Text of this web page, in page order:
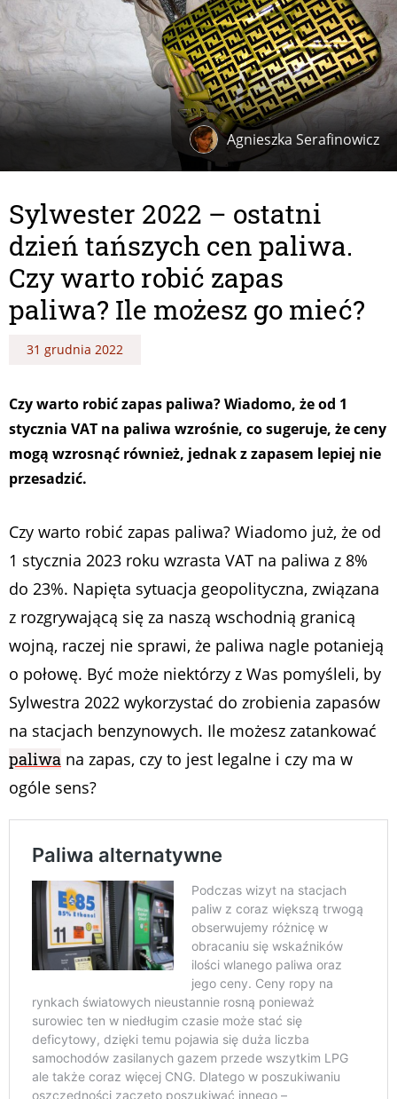
Agnieszka Serafinowicz
Sylwester 2022 – ostatni
dzień tańszych cen paliwa.
Czy warto robić zapas
paliwa? Ile możesz go mieć?
31 grudnia 2022
Czy warto robić zapas paliwa? Wiadomo, że od 1
stycznia VAT na paliwa wzrośnie, co sugeruje, że ceny
mogą wzrosnąć również, jednak z zapasem lepiej nie
przesadzić.
Czy warto robić zapas paliwa? Wiadomo już, że od
1 stycznia 2023 roku wzrasta VAT na paliwa z 8%
do 23%. Napięta sytuacja geopolityczna, związana
z rozgrywającą się za naszą wschodnią granicą
wojną, raczej nie sprawi, że paliwa nagle potanieją
o połowę. Być może niektórzy z Was pomyśleli, by
Sylwestra 2022 wykorzystać do zrobienia zapasów
na stacjach benzynowych. Ile możesz zatankować
paliwa na zapas, czy to jest legalne i czy ma w
ogóle sens?